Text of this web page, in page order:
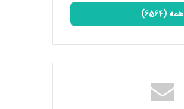
همه (6564)